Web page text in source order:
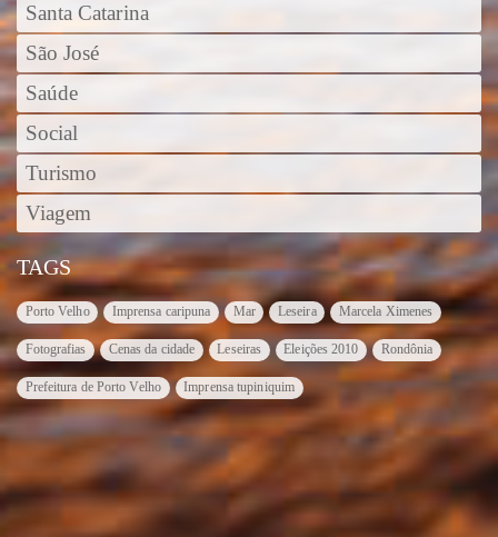
Santa Catarina
São José
Saúde
Social
Turismo
Viagem
TAGS
Porto Velho Imprensa caripuna Mar Leseira Marcela Ximenes
Fotografias Cenas da cidade Leseiras Eleições 2010 Rondônia
Prefeitura de Porto Velho Imprensa tupiniquim